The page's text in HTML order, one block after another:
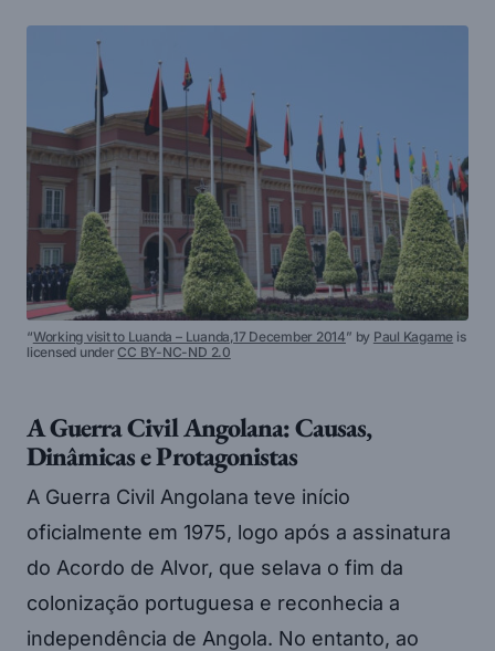
“Working visit to Luanda – Luanda,17 December 2014” by Paul Kagame is
licensed underCC BY-NC-ND 2.0
A Guerra Civil Angolana: Causas,
Dinâmicas e Protagonistas
A Guerra Civil Angolana teve início
oficialmente em 1975, logo após a assinatura
do Acordo de Alvor, que selava o fim da
colonização portuguesa e reconhecia a
independência de Angola. No entanto, ao